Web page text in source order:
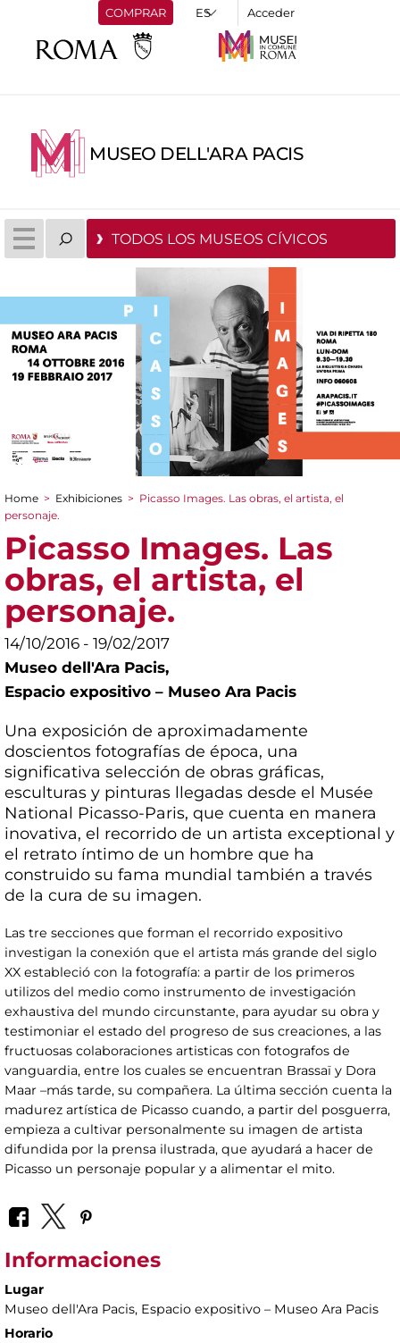
COMPRAR Acceder
MUSEO DELL'ARA PACIS
TODOS LOS MUSEOS CÍVICOS
You are here
Home > Exhibiciones > Picasso Images. Las obras, el artista, el
personaje.
Picasso Images. Las
obras, el artista, el
personaje.
14/10/2016 - 19/02/2017
Museo dell'Ara Pacis,
Espacio expositivo – Museo Ara Pacis
Una exposición de aproximadamente
doscientos fotografías de época, una
significativa selección de obras gráficas,
esculturas y pinturas llegadas desde el Musée
National Picasso-Paris, que cuenta en manera
inovativa, el recorrido de un artista exceptional y
el retrato íntimo de un hombre que ha
construido su fama mundial también a través
de la cura de su imagen.
Las tre secciones que forman el recorrido expositivo
investigan la conexión que el artista más grande del siglo
XX estableció con la fotografía: a partir de los primeros
utilizos del medio como instrumento de investigación
exhaustiva del mundo circunstante, para ayudar su obra y
testimoniar el estado del progreso de sus creaciones, a las
fructuosas colaboraciones artisticas con fotografos de
vanguardia, entre los cuales se encuentran Brassaï y Dora
Maar –más tarde, su compañera. La última sección cuenta la
madurez artística de Picasso cuando, a partir del posguerra,
empieza a cultivar personalmente su imagen de artista
difundida por la prensa ilustrada, que ayudará a hacer de
Picasso un personaje popular y a alimentar el mito.
Informaciones
Lugar
Museo dell'Ara Pacis, Espacio expositivo – Museo Ara Pacis
Horario